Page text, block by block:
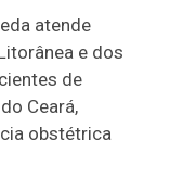
atende
e dos
de
Ceará,
obstétrica